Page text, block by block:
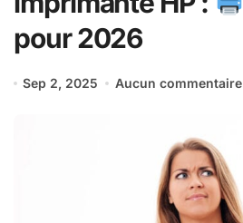
pour 2026
Sep 2, 2025 Aucun commentaire